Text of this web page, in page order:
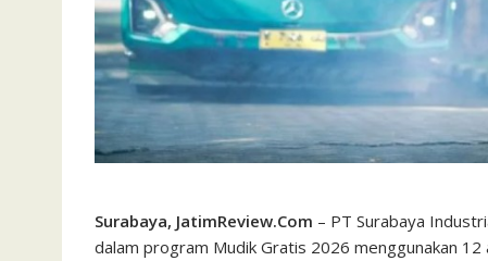
Surabaya, JatimReview.Com – PT Surabaya
dalam program Mudik Gratis 2026 menggunakan